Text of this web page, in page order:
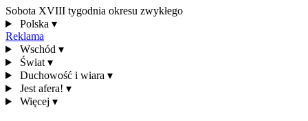
Sobota XVIII tygodnia okresu zwykłego
Polska ▾
Reklama
Wschód ▾
Świat ▾
Duchowość i wiara ▾
Jest afera! ▾
Więcej ▾